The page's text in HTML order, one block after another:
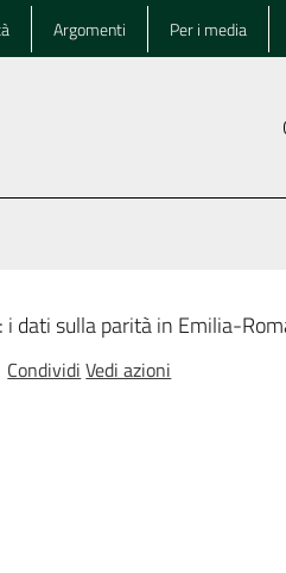
Argomenti Per i media
dati sulla parità in Emilia-
Condividi Vedi azioni